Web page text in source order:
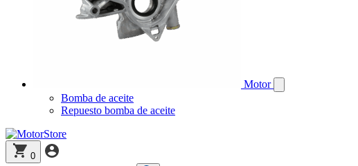
Motor
Bomba de aceite
Repuesto bomba de aceite
0